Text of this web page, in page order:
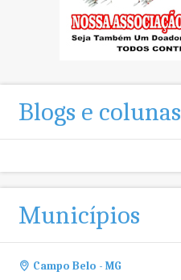
Blogs e colunas
Municípios
Campo Belo - MG